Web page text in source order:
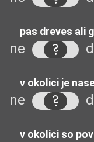
pas dreves ali
ne
v okolici je
ne
v okolici so